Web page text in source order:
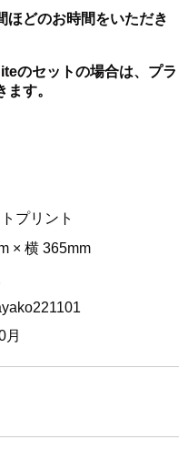
ほどのお時間をいただき
のセットの場合は、プラ
す。
プリント
× 横 365mm
月